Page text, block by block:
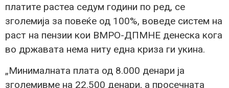
платите растеа седум години по ред, се
зголемија за повеќе од 100%, воведе систем на
раст на пензии кои ВМРО-ДПМНЕ денеска кога
во државата нема ниту една криза ги укина.
„Минималната плата од 8.000 денари ја
зголемивме на 22.500 денари, а просечната